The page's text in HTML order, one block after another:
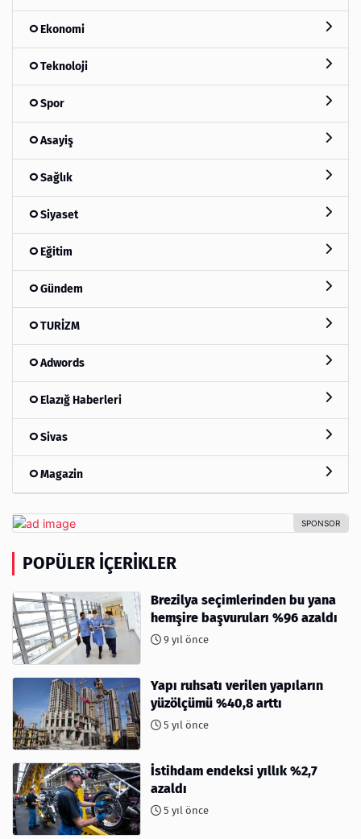
Ekonomi
Teknoloji
Spor
Asayiş
Sağlık
Siyaset
Eğitim
Gündem
TURİZM
Adwords
Elazığ Haberleri
Sivas
Magazin
POPÜLER İÇERIKLER
Brezilya seçimlerinden bu yana
hemşire başvuruları %96 azaldı
9 yıl önce
Yapı ruhsatı verilen yapıların
yüzölçümü %40,8 arttı
5 yıl önce
İstihdam endeksi yıllık %2,7
azaldı
5 yıl önce